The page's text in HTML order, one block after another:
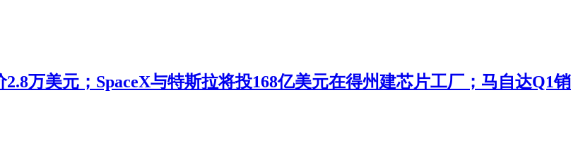
万美元；SpaceX与特斯拉将投168亿美元在得州建芯片工厂；马自达Q1销